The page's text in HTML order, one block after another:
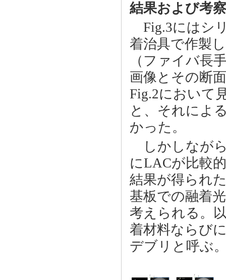
結果および考
Fig.3にはシ
着治具で作製
（ファイバ長
画像とその断
Fig.2において
と、それによ
かった。
しかしなが
にLACが比較
結果が得られ
基板での融着
考えられる。
着材料ならび
デブリと呼ぶ